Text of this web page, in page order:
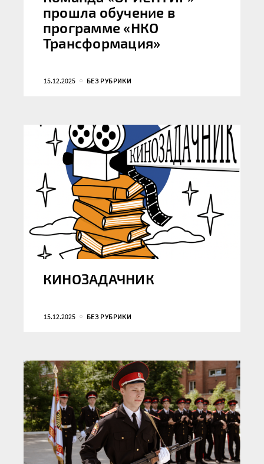
прошла обучение в
программе «НКО
Трансформация»
15.12.2025 БЕЗ РУБРИКИ
КИНОЗАДАЧНИК
15.12.2025 БЕЗ РУБРИКИ